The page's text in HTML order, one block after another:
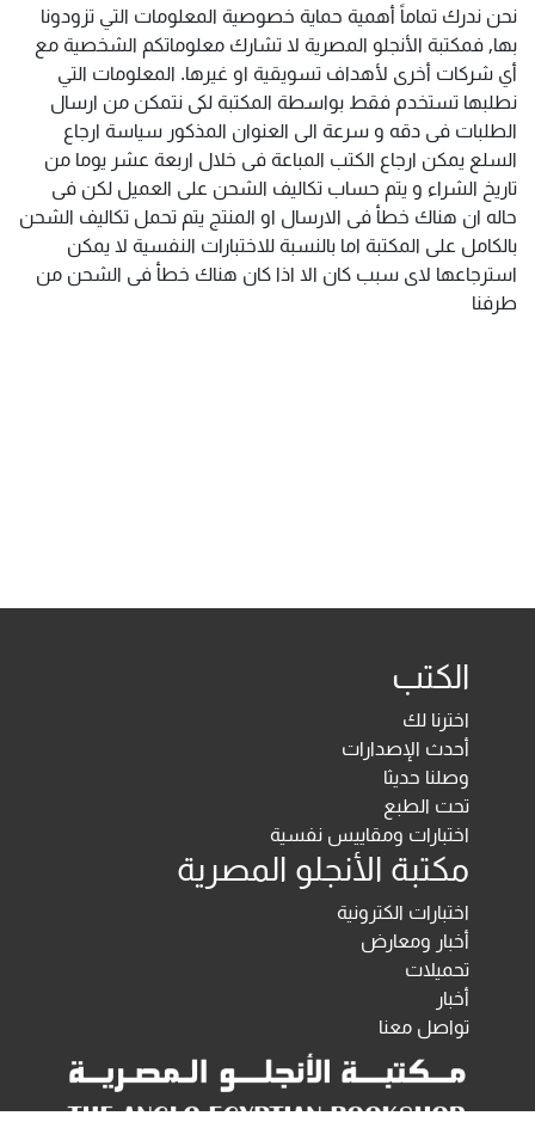
نحن ندرك تماماً أهمية حماية خصوصية المعلومات التي تزودونا
بها, فمكتبة الأنجلو المصرية لا تشارك معلوماتكم الشخصية مع
أي شركات أخرى لأهداف تسويقية او غيرها. المعلومات التي
نطلبها تستخدم فقط بواسطة المكتبة لكى نتمكن من ارسال
الطلبات فى دقه و سرعة الى العنوان المذكور سياسة ارجاع
السلع يمكن ارجاع الكتب المباعة فى خلال اربعة عشر يوما من
تاريخ الشراء و يتم حساب تكاليف الشحن على العميل لكن فى
حاله ان هناك خطأ فى الارسال او المنتج يتم تحمل تكاليف الشحن
بالكامل على المكتبة اما بالنسبة للاختبارات النفسية لا يمكن
استرجاعها لاى سبب كان الا اذا كان هناك خطأ فى الشحن من
طرفنا
الكتب
اخترنا لك
أحدث الإصدارات
وصلنا حديثا
تحت الطبع
اختبارات ومقاييس نفسية
مكتبة الأنجلو المصرية
اختبارات الكترونية
أخبار ومعارض
تحميلات
أخبار
تواصل معنا